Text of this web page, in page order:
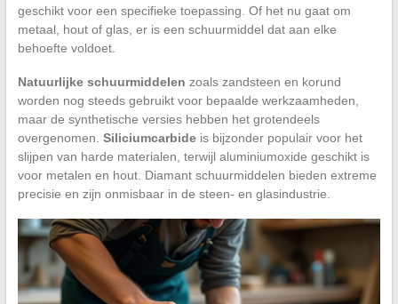
geschikt voor een specifieke toepassing. Of het nu gaat om
metaal, hout of glas, er is een schuurmiddel dat aan elke
behoefte voldoet.
Natuurlijke schuurmiddelen zoals zandsteen en korund
worden nog steeds gebruikt voor bepaalde werkzaamheden,
maar de synthetische versies hebben het grotendeels
overgenomen. Siliciumcarbideis bijzonder populair voor het
slijpen van harde materialen, terwijl aluminiumoxide geschikt is
voor metalen en hout. Diamant schuurmiddelen bieden extreme
precisie en zijn onmisbaar in de steen- en glasindustrie.